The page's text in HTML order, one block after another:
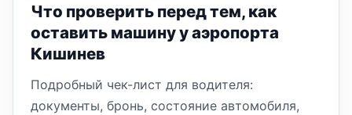
Что проверить перед тем, как
оставить машину у аэропорта
Кишинев
Подробный чек-лист для водителя:
документы, бронь, состояние автомобиля,